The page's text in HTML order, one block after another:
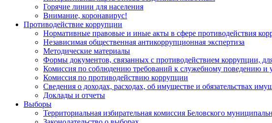
Горячие линии для населения
Внимание, коронавирус!
Противодействие коррупции
Нормативные правовые и иные акты в сфере противодействия
Независимая общественная антикоррупционная экспертиза
Методические материалы
Формы документов, связанных с противодействием коррупции,
Комиссия по соблюдению требований к служебному поведению и
Комиссия по противодействию коррупции
Сведения о доходах, расходах, об имуществе и обязательствах
Доклады и отчеты
Выборы
Территориальная избирательная комиссия Беловского